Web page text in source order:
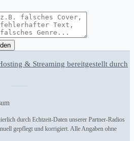
& Streaming bereitgestellt durch
durch Echtzeit-Daten unserer Partner-Radios
gepflegt und korrigiert. Alle Angaben ohne